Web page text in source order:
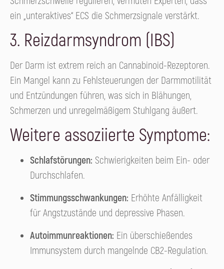
ein „unteraktives“ ECS die Schmerzsignale verstärkt.
3. Reizdarmsyndrom (IBS)
Der Darm ist extrem reich an Cannabinoid-Rezeptoren.
Ein Mangel kann zu Fehlsteuerungen der Darmmotilität
und Entzündungen führen, was sich in Blähungen,
Schmerzen und unregelmäßigem Stuhlgang äußert.
Weitere assoziierte Symptome:
Schlafstörungen: Schwierigkeiten beim Ein- oder
Durchschlafen.
Stimmungsschwankungen: Erhöhte Anfälligkeit
für Angstzustände und depressive Phasen.
Autoimmunreaktionen: Ein überschießendes
Immunsystem durch mangelnde CB2-Regulation.